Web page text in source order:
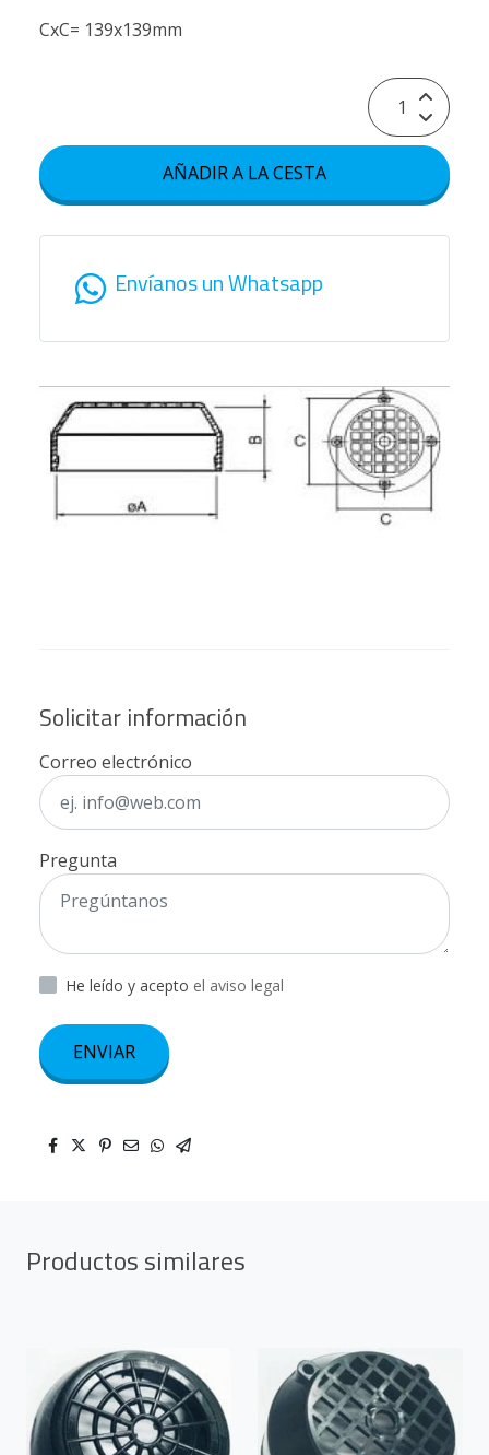
CxC= 139x139mm
AÑADIR A LA CESTA
Envíanos un Whatsapp
Solicitar información
Correo electrónico
Pregunta
He leído y acepto el aviso legal
ENVIAR
Productos similares